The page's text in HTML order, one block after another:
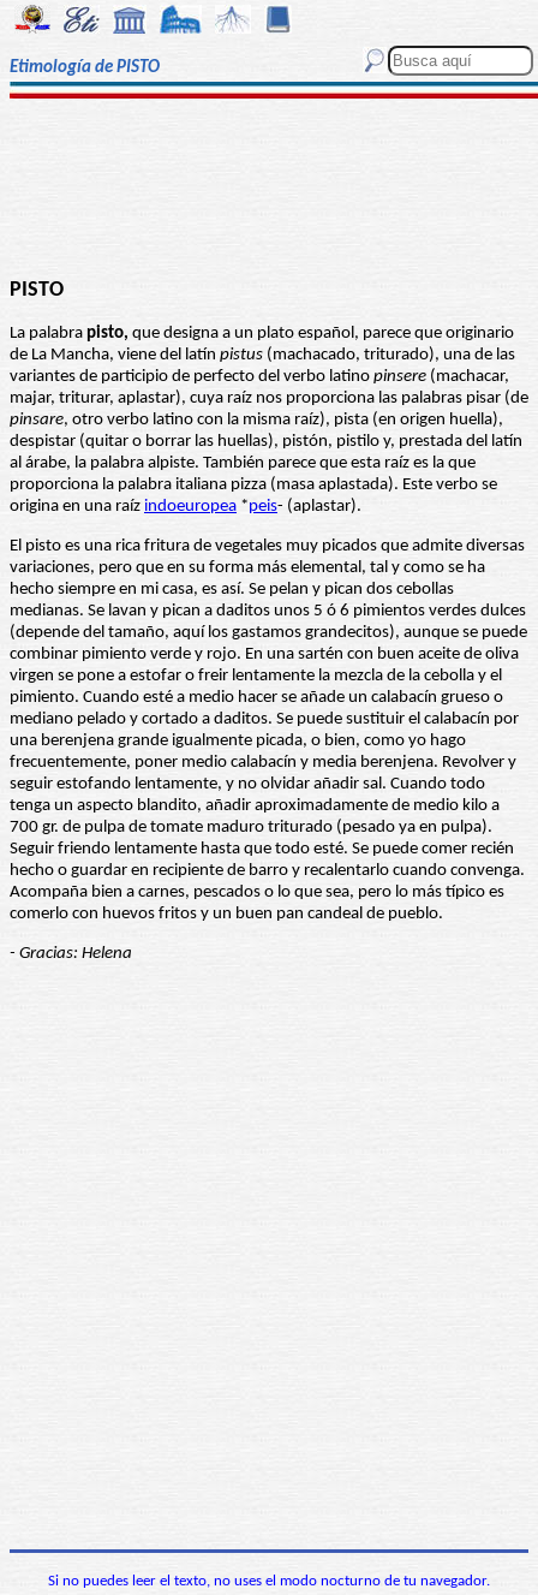
Etimología de PISTO
PISTO
La palabra pisto, que designa a un plato español, parece que originario
de La Mancha, viene del latín pistus (machacado, triturado), una de las
variantes de participio de perfecto del verbo latino pinsere (machacar,
majar, triturar, aplastar), cuya raíz nos proporciona las palabras pisar (de
pinsare, otro verbo latino con la misma raíz), pista (en origen huella),
despistar (quitar o borrar las huellas), pistón, pistilo y, prestada del latín
al árabe, la palabra alpiste. También parece que esta raíz es la que
proporciona la palabra italiana pizza (masa aplastada). Este verbo se
origina en una raíz indoeuropea *peis- (aplastar).
El pisto es una rica fritura de vegetales muy picados que admite diversas
variaciones, pero que en su forma más elemental, tal y como se ha
hecho siempre en mi casa, es así. Se pelan y pican dos cebollas
medianas. Se lavan y pican a daditos unos 5 ó 6 pimientos verdes dulces
(depende del tamaño, aquí los gastamos grandecitos), aunque se puede
combinar pimiento verde y rojo. En una sartén con buen aceite de oliva
virgen se pone a estofar o freir lentamente la mezcla de la cebolla y el
pimiento. Cuando esté a medio hacer se añade un calabacín grueso o
mediano pelado y cortado a daditos. Se puede sustituir el calabacín por
una berenjena grande igualmente picada, o bien, como yo hago
frecuentemente, poner medio calabacín y media berenjena. Revolver y
seguir estofando lentamente, y no olvidar añadir sal. Cuando todo
tenga un aspecto blandito, añadir aproximadamente de medio kilo a
700 gr. de pulpa de tomate maduro triturado (pesado ya en pulpa).
Seguir friendo lentamente hasta que todo esté. Se puede comer recién
hecho o guardar en recipiente de barro y recalentarlo cuando convenga.
Acompaña bien a carnes, pescados o lo que sea, pero lo más típico es
comerlo con huevos fritos y un buen pan candeal de pueblo.
- Gracias: Helena
Si no puedes leer el texto, no uses el modo nocturno de tu navegador.